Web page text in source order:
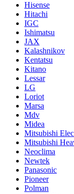
Hisense
Hitachi
IGC
Ishimatsu
JAX
Kalashnikov
Kentatsu
Kitano
Lessar
LG
Loriot
Marsa
Mdv
Midea
Mitsubishi
Mitsubishi
Neoclima
Newtek
Panasonic
Pioneer
Polman